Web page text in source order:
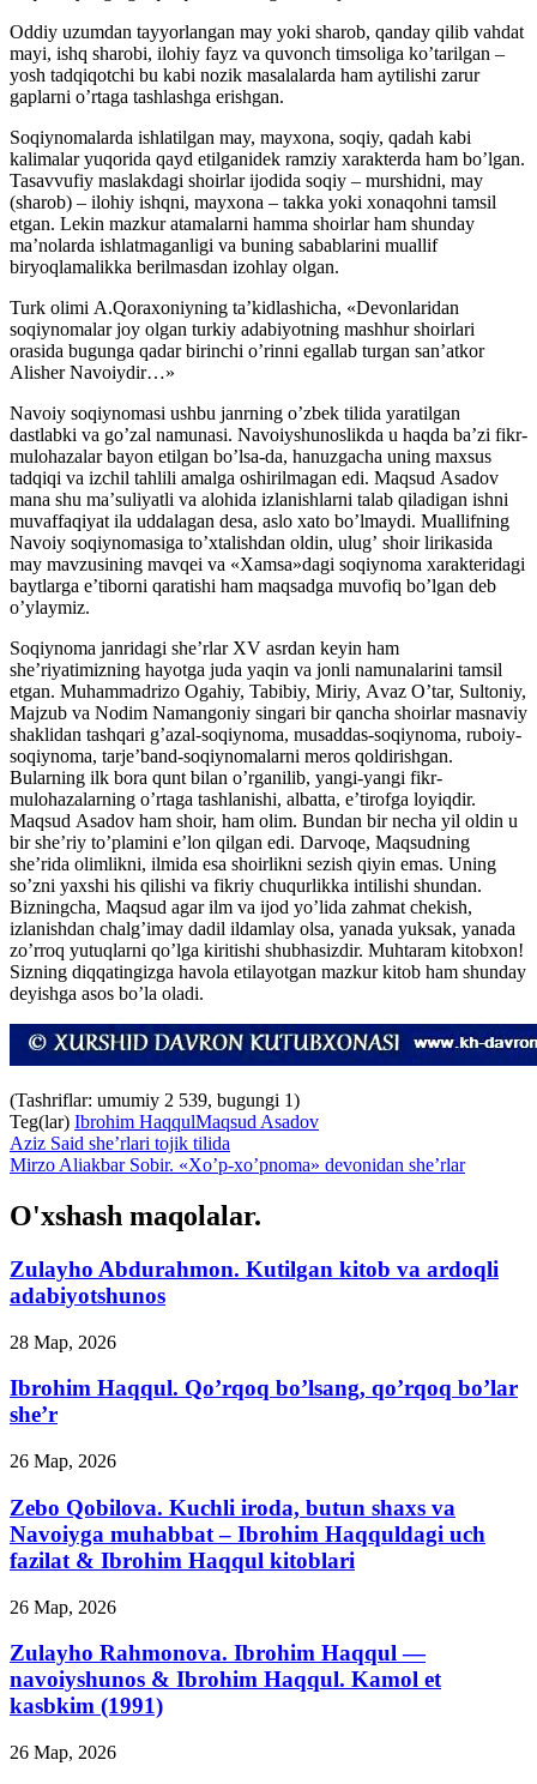
Oddiy uzumdan tayyorlangan may yoki sharob, qanday qilib vahdat
mayi, ishq sharobi, ilohiy fayz va quvonch timsoliga koʼtarilgan –
yosh tadqiqotchi bu kabi nozik masalalarda ham aytilishi zarur
gaplarni oʼrtaga tashlashga erishgan.
Soqiynomalarda ishlatilgan may, mayxona, soqiy, qadah kabi
kalimalar yuqorida qayd etilganidek ramziy xarakterda ham boʼlgan.
Tasavvufiy maslakdagi shoirlar ijodida soqiy – murshidni, may
(sharob) – ilohiy ishqni, mayxona – takka yoki xonaqohni tamsil
etgan. Lekin mazkur atamalarni hamma shoirlar ham shunday
maʼnolarda ishlatmaganligi va buning sabablarini muallif
biryoqlamalikka berilmasdan izohlay olgan.
Turk olimi А.Qoraxoniyning taʼkidlashicha, «Devonlaridan
soqiynomalar joy olgan turkiy adabiyotning mashhur shoirlari
orasida bugunga qadar birinchi oʼrinni egallab turgan sanʼatkor
Аlisher Navoiydir…»
Navoiy soqiynomasi ushbu janrning oʼzbek tilida yaratilgan
dastlabki va goʼzal namunasi. Navoiyshunoslikda u haqda baʼzi fikr-
mulohazalar bayon etilgan boʼlsa-da, hanuzgacha uning maxsus
tadqiqi va izchil tahlili amalga oshirilmagan edi. Maqsud Аsadov
mana shu maʼsuliyatli va alohida izlanishlarni talab qiladigan ishni
muvaffaqiyat ila uddalagan desa, aslo xato boʼlmaydi. Muallifning
Navoiy soqiynomasiga toʼxtalishdan oldin, ulugʼ shoir lirikasida
may mavzusining mavqei va «Xamsa»dagi soqiynoma xarakteridagi
baytlarga eʼtiborni qaratishi ham maqsadga muvofiq boʼlgan deb
oʼylaymiz.
Soqiynoma janridagi sheʼrlar XV asrdan keyin ham
sheʼriyatimizning hayotga juda yaqin va jonli namunalarini tamsil
etgan. Muhammadrizo Ogahiy, Tabibiy, Miriy, Аvaz Oʼtar, Sultoniy,
Majzub va Nodim Namangoniy singari bir qancha shoirlar masnaviy
shaklidan tashqari gʼazal-soqiynoma, musaddas-soqiynoma, ruboiy-
soqiynoma, tarjeʼband-soqiynomalarni meros qoldirishgan.
Bularning ilk bora qunt bilan oʼrganilib, yangi-yangi fikr-
mulohazalarning oʼrtaga tashlanishi, albatta, eʼtirofga loyiqdir.
Maqsud Аsadov ham shoir, ham olim. Bundan bir necha yil oldin u
bir sheʼriy toʼplamini eʼlon qilgan edi. Darvoqe, Maqsudning
sheʼrida olimlikni, ilmida esa shoirlikni sezish qiyin emas. Uning
soʼzni yaxshi his qilishi va fikriy chuqurlikka intilishi shundan.
Bizningcha, Maqsud agar ilm va ijod yoʼlida zahmat chekish,
izlanishdan chalgʼimay dadil ildamlay olsa, yanada yuksak, yanada
zoʼrroq yutuqlarni qoʼlga kiritishi shubhasizdir. Muhtaram kitobxon!
Sizning diqqatingizga havola etilayotgan mazkur kitob ham shunday
deyishga asos boʼla oladi.
(Tashriflar: umumiy 2 539, bugungi 1)
Teg(lar) Ibrohim HaqqulMaqsud Asadov
Aziz Said she’rlari tojik tilida
Mirzo Aliakbar Sobir. «Xo’p-xo’pnoma» devonidan she’rlar
O'xshash maqolalar.
Zulayho Abdurahmon. Kutilgan kitob va ardoqli
adabiyotshunos
28 Мар, 2026
Ibrohim Haqqul. Qo’rqoq bo’lsang, qo’rqoq bo’lar
she’r
26 Мар, 2026
Zebo Qobilova. Kuchli iroda, butun shaxs va
Navoiyga muhabbat – Ibrohim Haqquldagi uch
fazilat & Ibrohim Haqqul kitoblari
26 Мар, 2026
Zulayho Rahmonova. Ibrohim Haqqul —
navoiyshunos & Ibrohim Haqqul. Kamol et
kasbkim (1991)
26 Мар, 2026